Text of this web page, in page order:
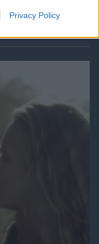
Privacy Policy
χλμ με έναν